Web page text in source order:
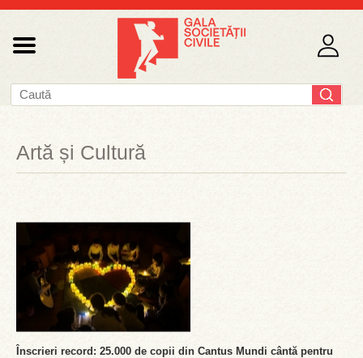
Artă și Cultură
Înscrieri record: 25.000 de copii din Cantus Mundi cântă pentru